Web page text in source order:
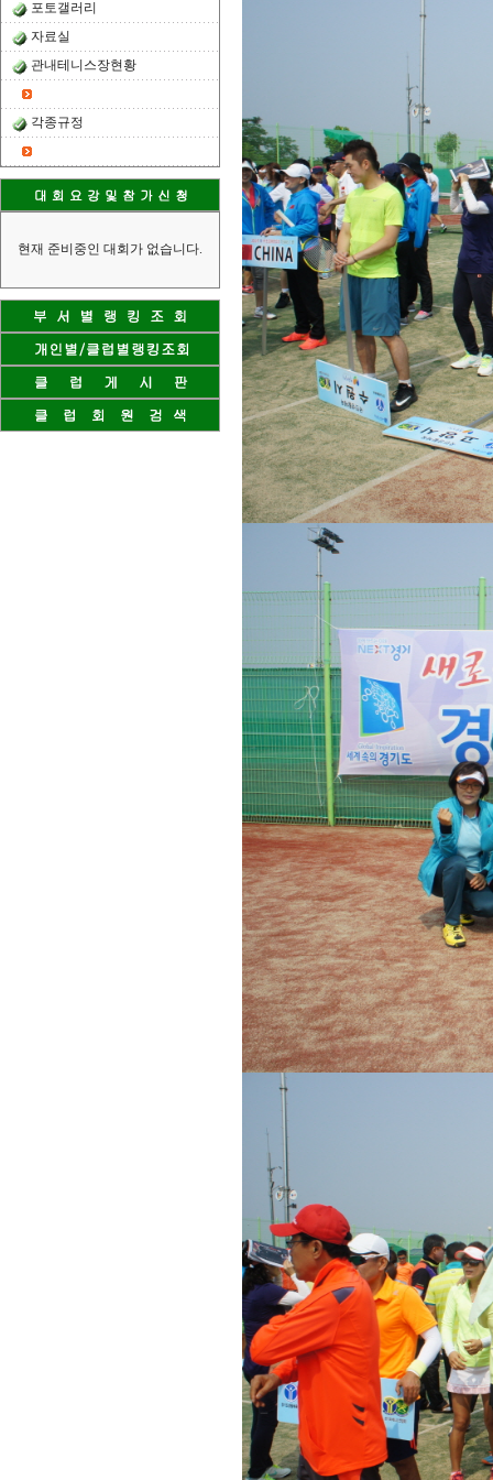
포토갤러리
자료실
관내테니스장현황
각종규정
현재 준비중인 대회가 없습니다.